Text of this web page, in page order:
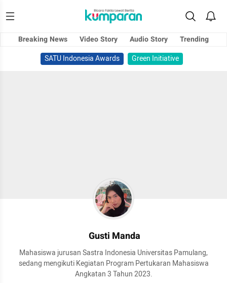
Breaking News Video Story Audio Story
Trending
SATU Indonesia Awards
Green Initiative
Gusti Manda
Mahasiswa jurusan Sastra Indonesia Universitas Pamulang,
sedang mengikuti Kegiatan Program Pertukaran Mahasiswa
Angkatan 3 Tahun 2023.